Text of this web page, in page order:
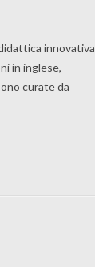
innovativa
in inglese,
curate da